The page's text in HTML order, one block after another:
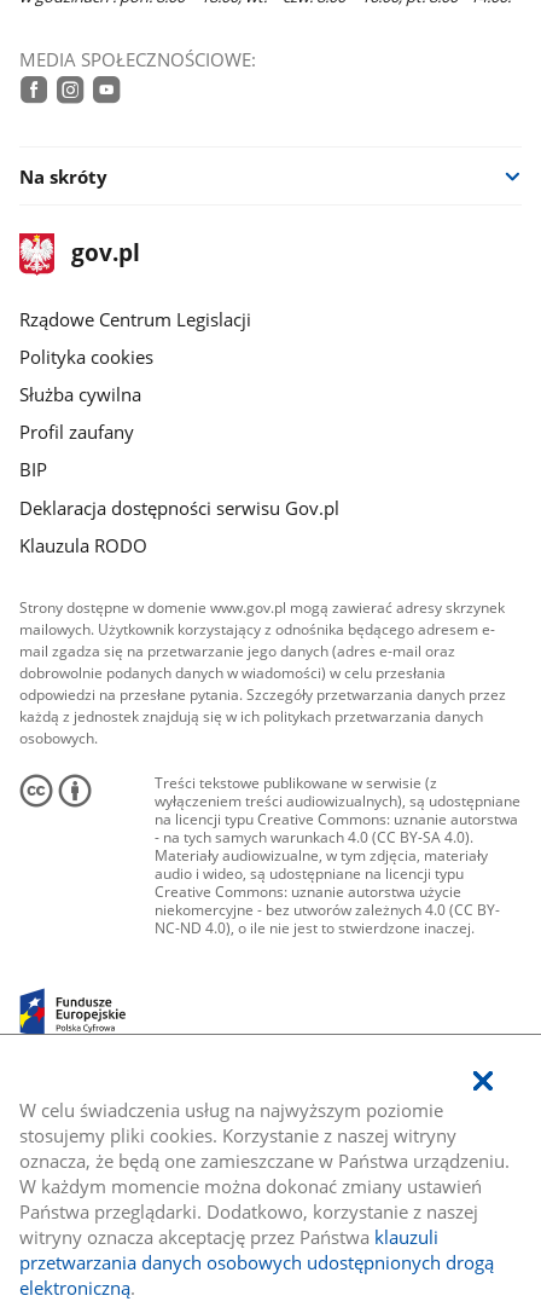
W celu świadczenia usług na najwyższym poziomie
stosujemy pliki cookies. Korzystanie z naszej witryny
oznacza, że będą one zamieszczane w Państwa urządzeniu.
W każdym momencie można dokonać zmiany ustawień
Państwa przeglądarki. Dodatkowo, korzystanie z naszej
witryny oznacza akceptację przez Państwa klauzuli
przetwarzania danych osobowych udostępnionych drogą
elektroniczną.
MEDIA SPOŁECZNOŚCIOWE:
Na skróty
stopka
gov.plStrona
gov.pl
Rządowe Centrum Legislacji
Polityka cookies
Służba cywilna
Profil zaufany
BIP
Deklaracja dostępności serwisu Gov.pl
Klauzula RODO
Strony dostępne w domenie www.gov.pl mogą zawierać adresy skrzynek
mailowych. Użytkownik korzystający z odnośnika będącego adresem e-
mail zgadza się na przetwarzanie jego danych (adres e-mail oraz
dobrowolnie podanych danych w wiadomości) w celu przesłania
odpowiedzi na przesłane pytania. Szczegóły przetwarzania danych przez
każdą z jednostek znajdują się w ich politykach przetwarzania danych
osobowych.
Treści tekstowe publikowane w serwisie (z
wyłączeniem treści audiowizualnych), są udostępniane
na licencji typu Creative Commons: uznanie autorstwa
- na tych samych warunkach 4.0 (CC BY-SA 4.0).
Materiały audiowizualne, w tym zdjęcia, materiały
audio i wideo, są udostępniane na licencji typu
Creative Commons: uznanie autorstwa użycie
niekomercyjne - bez utworów zależnych 4.0 (CC BY-
NC-ND 4.0), o ile nie jest to stwierdzone inaczej.